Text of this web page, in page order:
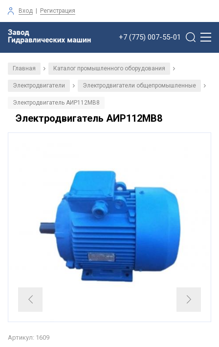
Вход | Регистрация
+7 (775) 007-55-01
Главная / Каталог промышленного оборудования /
Электродвигатели / Электродвигатели общепромышленные /
Электродвигатель АИР112МВ8
Электродвигатель АИР112МВ8
Артикул: 1609